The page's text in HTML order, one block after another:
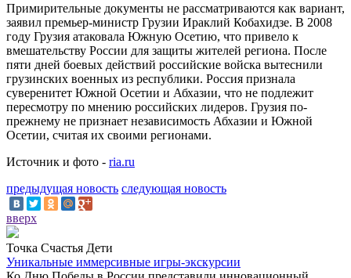
Примирительные документы не рассматриваются как вариант,
заявил премьер-министр Грузии Ираклий Кобахидзе. В 2008
году Грузия атаковала Южную Осетию, что привело к
вмешательству России для защиты жителей региона. После
пяти дней боевых действий российские войска вытеснили
грузинских военных из республики. Россия признала
суверенитет Южной Осетии и Абхазии, что не подлежит
пересмотру по мнению российских лидеров. Грузия по-
прежнему не признает независимость Абхазии и Южной
Осетии, считая их своими регионами.
Источник и фото - ria.ru
предыдущая новость следующая новость
вверх
Точка Счастья Дети
Уникальные иммерсивные игры-экскурсии